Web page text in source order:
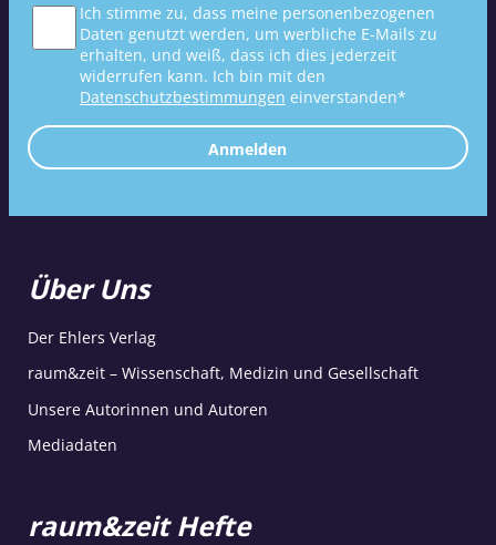
Ich stimme zu, dass meine personenbezogenen
Daten genutzt werden, um werbliche E-Mails zu
erhalten, und weiß, dass ich dies jederzeit
widerrufen kann. Ich bin mit den
Datenschutzbestimmungen einverstanden*
Anmelden
Über Uns
Der Ehlers Verlag
raum&zeit – Wissenschaft, Medizin und Gesellschaft
Unsere Autorinnen und Autoren
Mediadaten
raum&zeit Hefte